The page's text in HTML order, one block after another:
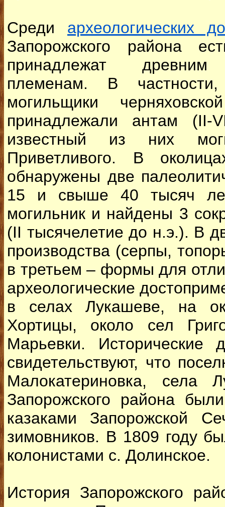
Среди археологических
Запорожского района
принадлежат древним
племенам. В
могильщики
принадлежали антам
известный из них
Приветливого. В
обнаружены две
15 и свыше 40 тысяч
могильник и найдены 3
(ІІ тысячелетие до н.э.). В
производства (серпы,
в третьем – формы для
археологические
в селах Лукашеве, на
Хортицы, около сел
Марьевки. Исторические
свидетельствуют, что
Малокатериновка, села
Запорожского района
казаками Запорожской
зимовников. В 1809 году
колонистами с. Долинское.
История Запорожского